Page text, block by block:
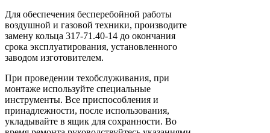
Для обеспечения бесперебойной работы
воздушной и газовой техники, производите
замену кольца 317-71.40-14 до окончания
срока эксплуатирования, установленного
заводом изготовителем.
При проведении техобслуживания, при
монтаже используйте специальные
инструменты. Все приспособления и
принадлежности, после использования,
укладывайте в ящик для сохранности. Во